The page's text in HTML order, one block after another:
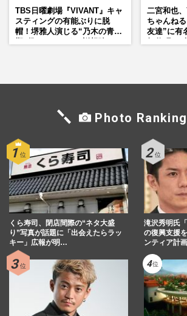
TBS日曜劇場『VIVANT』キャ
スティングの有能ぶりに脱
帽！堺雅人演じる“乃木の青年
二宮和也
ちゃんね
友達”に有
Photo Ranking
くら寿司、閉店間際の“ネタ大盛
り”写真が話題に「出会えたらラッ
キー」広報が明…
滝沢秀明氏
の復興支援
ンティア計